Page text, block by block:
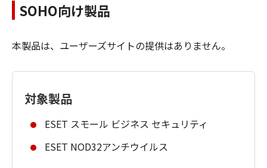
SOHO向け製品
本製品は、ユーザーズサイトの提供はありません。
対象製品
ESET スモール ビジネス セキュリティ
ESET NOD32アンチウイルス